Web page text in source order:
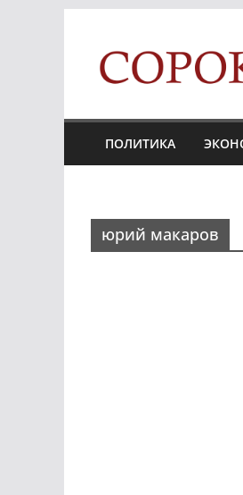
content
ПОЛИТИКА
юрий макаров